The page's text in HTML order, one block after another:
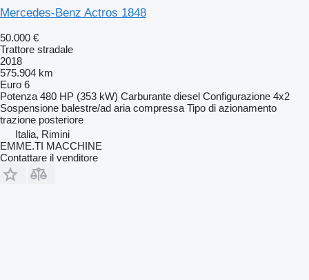
Mercedes-Benz Actros 1848
50.000 €
Trattore stradale
2018
575.904 km
Euro 6
Potenza 480 HP (353 kW) Carburante diesel Configurazione 4x2
Sospensione balestre/ad aria compressa Tipo di azionamento
trazione posteriore
Italia, Rimini
EMME.TI MACCHINE
Contattare il venditore